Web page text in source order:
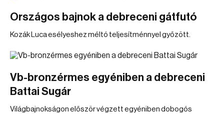
Országos bajnok a debreceni gátfutó
Kozák Luca esélyeshez méltó teljesítménnyel győzött.
Vb-bronzérmes egyéniben a debreceni
Battai Sugár
Világbajnokságon először végzett egyéniben dobogós